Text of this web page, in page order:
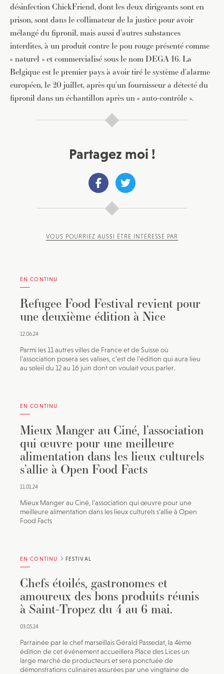
désinfection ChickFriend, dont les deux dirigeants sont en
prison, sont dans le collimateur de la justice pour avoir
mélangé du fipronil, mais aussi d’autres substances
interdites, à un produit contre le pou rouge présenté comme
« naturel » et commercialisé sous le nom DEGA 16. La
Belgique est le premier pays à avoir tiré le système d’alarme
européen, le 20 juillet, après qu’un fournisseur a détecté du
fipronil dans un échantillon après un « auto-contrôle ».
Partagez moi !
VOUS POURRIEZ AUSSI ÊTRE INTÉRESSÉ PAR
EN CONTINU
Refugee Food Festival revient pour
une deuxième édition à Nice
12.06.24
Parmi les 11 autres villes de France et de Suisse où
l’association posera ses valises, c’est de l’édition qui aura lieu
au soleil du 12 au 16 juin dont on voulait vous parler.
EN CONTINU
Mieux Manger au Ciné, l’association
qui œuvre pour une meilleure
alimentation dans les lieux culturels
s’allie à Open Food Facts
11.01.24
Mieux Manger au Ciné, l’association qui œuvre pour une
meilleure alimentation dans les lieux culturels s’allie à Open
Food Facts
EN CONTINU FESTIVAL
Chefs étoilés, gastronomes et
amoureux des bons produits réunis
à Saint-Tropez du 4 au 6 mai.
03.05.24
Parrainée par le chef marseillais Gérald Passedat, la 4ème
édition de cet événement accueillera Place des Lices un
large marché de producteurs et sera ponctuée de
démonstrations culinaires assurées par une vingtaine de